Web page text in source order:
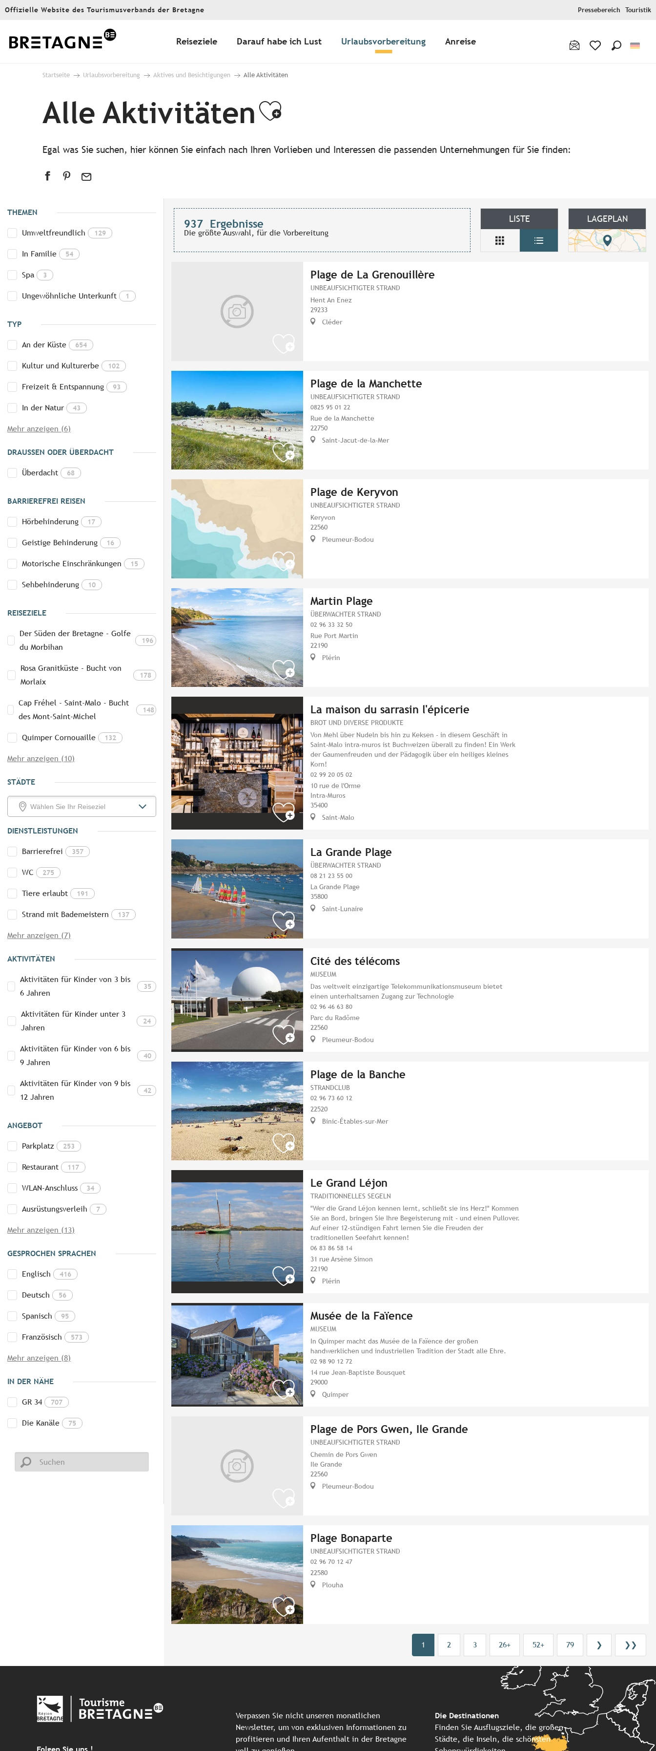
Aller
principal
Offizielle Website des Tourismusverbands der Bretagne Pressebereich Touristik
Reiseziele Darauf habe ich Lust Urlaubsvorbereitung Anreise
Startseite Urlaubsvorbereitung Aktives und Besichtigungen Alle Aktivitäten
Alle AktivitätenAjouter aux favoris
Egal was Sie suchen, hier können Sie einfach nach Ihren Vorlieben und Interessen die passenden Unternehmungen für Sie finden:
THEMEN
Umweltfreundlich 129
In Familie 54
Spa 3
Ungewöhnliche Unterkunft 1
TYP
An der Küste 654
Kultur und Kulturerbe 102
Freizeit & Entspannung 93
In der Natur 43
Mehr anzeigen (6)
DRAUSSEN ODER ÜBERDACHT
Überdacht 68
BARRIEREFREI REISEN
Hörbehinderung 17
Geistige Behinderung 16
Motorische Einschränkungen 15
Sehbehinderung 10
REISEZIELE
Der Süden der Bretagne - Golfe
du Morbihan
196
Rosa Granitküste - Bucht von
Morlaix
178
Cap Fréhel - Saint-Malo - Bucht
des Mont-Saint-Michel
148
Quimper Cornouaille 132
Mehr anzeigen (10)
STÄDTE
DIENSTLEISTUNGEN
Barrierefrei 357
WC 275
Tiere erlaubt 191
Strand mit Bademeistern 137
Mehr anzeigen (7)
AKTIVITÄTEN
Aktivitäten für Kinder von 3 bis
6 Jahren
35
Aktivitäten für Kinder unter 3
Jahren
24
Aktivitäten für Kinder von 6 bis
9 Jahren
40
Aktivitäten für Kinder von 9 bis
12 Jahren
42
ANGEBOT
Parkplatz 253
Restaurant 117
WLAN-Anschluss 34
Ausrüstungsverleih 7
Mehr anzeigen (13)
GESPROCHEN SPRACHEN
Englisch 416
Deutsch 56
Spanisch 95
Französisch 573
Mehr anzeigen (8)
IN DER NÄHE
GR 34 707
Die Kanäle 75
937 Ergebnisse
Die größte Auswahl, für die Vorbereitung
LISTE LAGEPLAN
Plage de La Grenouillère
UNBEAUFSICHTIGTER STRAND
Hent An Enez
29233
Cléder
Plage de la Manchette
UNBEAUFSICHTIGTER STRAND
0825 95 01 22
Rue de la Manchette
22750
Saint-Jacut-de-la-Mer
Plage de Keryvon
UNBEAUFSICHTIGTER STRAND
Keryvon
22560
Pleumeur-Bodou
Martin Plage
ÜBERWACHTER STRAND
02 96 33 32 50
Rue Port Martin
22190
Plérin
La maison du sarrasin l'épicerie
BROT UND DIVERSE PRODUKTE
Von Mehl über Nudeln bis hin zu Keksen - in diesem Geschäft in
Saint-Malo intra-muros ist Buchweizen überall zu finden! Ein Werk
der Gaumenfreuden und der Pädagogik über ein heiliges kleines
Korn!
02 99 20 05 02
10 rue de l'Orme
Intra-Muros
35400
Saint-Malo
La Grande Plage
ÜBERWACHTER STRAND
08 21 23 55 00
La Grande Plage
35800
Saint-Lunaire
Cité des télécoms
MUSEUM
Das weltweit einzigartige Telekommunikationsmuseum bietet
einen unterhaltsamen Zugang zur Technologie
02 96 46 63 80
Parc du Radôme
22560
Pleumeur-Bodou
Plage de la Banche
STRANDCLUB
02 96 73 60 12
22520
Binic-Étables-sur-Mer
Le Grand Léjon
TRADITIONNELLES SEGELN
"Wer die Grand Léjon kennen lernt, schließt sie ins Herz!" Kommen
Sie an Bord, bringen Sie Ihre Begeisterung mit - und einen Pullover.
Auf einer 12-stündigen Fahrt lernen Sie die Freuden der
traditionellen Seefahrt kennen!
06 83 86 58 14
31 rue Arsène Simon
22190
Plérin
Musée de la Faïence
MUSEUM
In Quimper macht das Musée de la Faïence der großen
handwerklichen und industriellen Tradition der Stadt alle Ehre.
02 98 90 12 72
14 rue Jean-Baptiste Bousquet
29000
Quimper
Plage de Pors Gwen, Ile Grande
UNBEAUFSICHTIGTER STRAND
Chemin de Pors Gwen
Ile Grande
22560
Pleumeur-Bodou
Plage Bonaparte
UNBEAUFSICHTIGTER STRAND
02 96 70 12 47
22580
Plouha
1 2 3 26+ 52+ 79 ❯ ❯❯
Folgen Sie uns !
Verpassen Sie nicht unseren monatlichen
Newsletter, um von exklusiven Informationen zu
profitieren und Ihren Aufenthalt in der Bretagne
Die Destinationen
Finden Sie Ausflugsziele, die großen
Städte, die Inseln, die schönsten